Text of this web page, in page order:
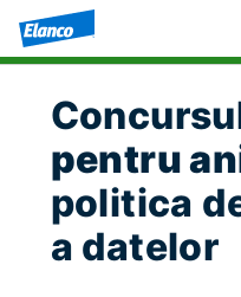
pentru
politica
a datelor